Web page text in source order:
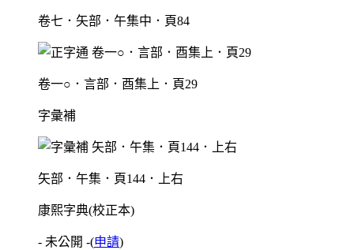
卷七．矢部．午集中．頁84
卷一○．言部．酉集上．頁29
字彙補
矢部．午集．頁144．上右
康熙字典(校正本)
- 未公開 -(申請)